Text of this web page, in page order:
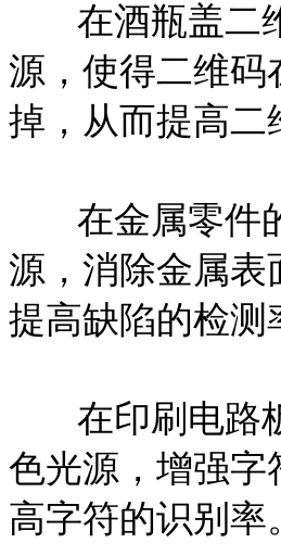
在酒瓶盖二
源，使得二维码
掉，从而提高二
在金属零件
源，消除金属表
提高缺陷的检测
在印刷电路
色光源，增强字
高字符的识别率